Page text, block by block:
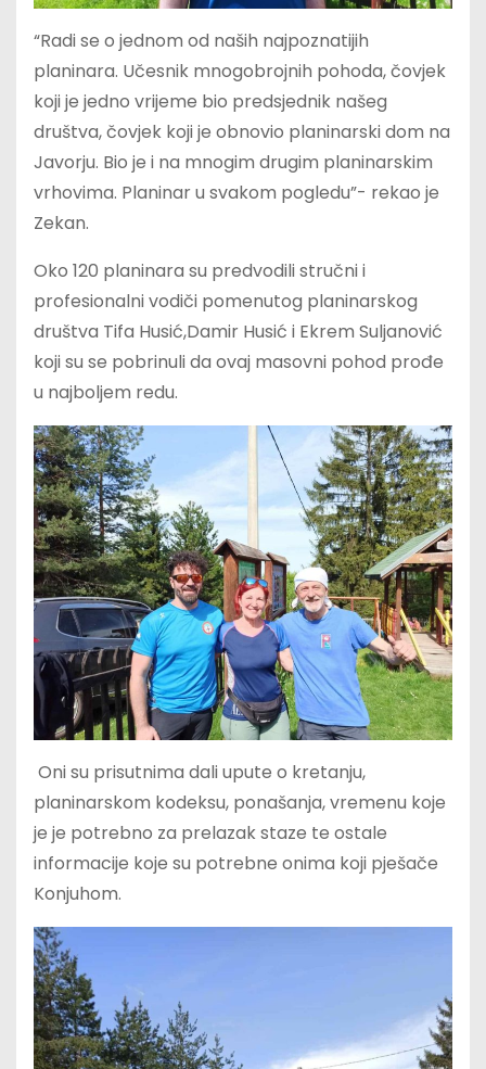
“Radi se o jednom od naših najpoznatijih
planinara. Učesnik mnogobrojnih pohoda, čovjek
koji je jedno vrijeme bio predsjednik našeg
društva, čovjek koji je obnovio planinarski dom na
Javorju. Bio je i na mnogim drugim planinarskim
vrhovima. Planinar u svakom pogledu”- rekao je
Zekan.
Oko 120 planinara su predvodili stručni i
profesionalni vodiči pomenutog planinarskog
društva Tifa Husić,Damir Husić i Ekrem Suljanović
koji su se pobrinuli da ovaj masovni pohod prođe
u najboljem redu.
Oni su prisutnima dali upute o kretanju,
planinarskom kodeksu, ponašanja, vremenu koje
je je potrebno za prelazak staze te ostale
informacije koje su potrebne onima koji pješače
Konjuhom.